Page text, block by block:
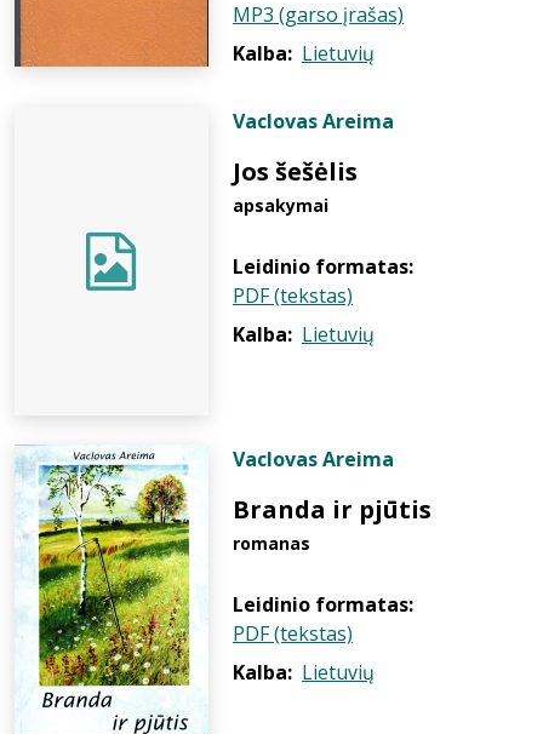
MP3 (garso įrašas)
Kalba: Lietuvių
Vaclovas Areima
Jos šešėlis
apsakymai
Leidinio formatas:
PDF (tekstas)
Kalba: Lietuvių
Vaclovas Areima
Branda ir pjūtis
romanas
Leidinio formatas:
PDF (tekstas)
Kalba: Lietuvių